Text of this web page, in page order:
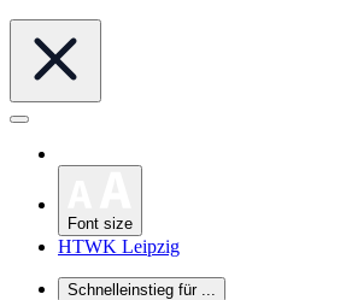
Font size
HTWK Leipzig
Schnelleinstieg für ...